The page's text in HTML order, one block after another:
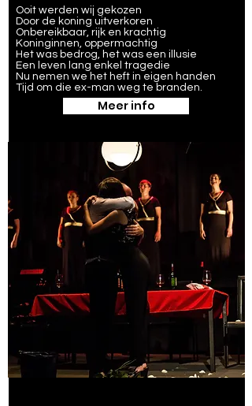
Ooit werden wij gekozen
Door de koning uitverkoren
Onbereikbaar, rijk en krachtig
Koninginnen, oppermachtig
Het was bedrog, het was een illusie
Een leven lang enkel tragedie
Nu nemen we het heft in eigen handen
Tijd om die ex-man weg te branden.
Meer info